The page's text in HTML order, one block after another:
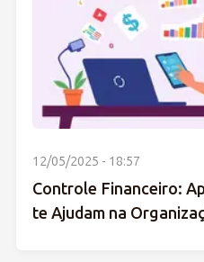
12/05/2025 - 18:57
Controle Financeiro:
te Ajudam na